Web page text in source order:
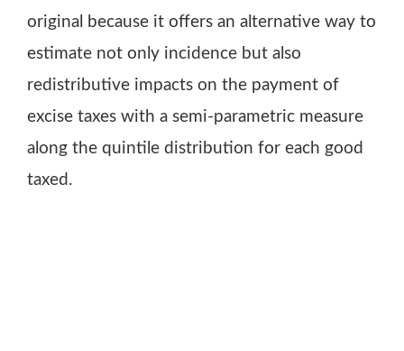
original because it offers an alternative way to
estimate not only incidence but also
redistributive impacts on the payment of
excise taxes with a semi-parametric measure
along the quintile distribution for each good
taxed.